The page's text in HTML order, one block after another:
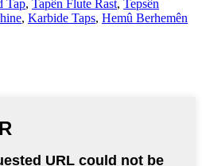
Tap, Tapên Flute Rast, Tepsên
, Karbide Taps, Hemû Berhemên